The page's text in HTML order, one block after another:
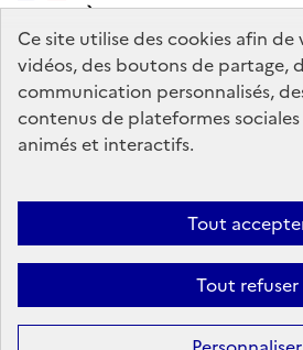
Ce site utilise des cookies afin
vidéos, des boutons de partage,
communication personnalisés,
contenus de plateformes
animés et interactifs.
Tout
Tout refuser
MINISTÈRE
DE LA CULTURE
legifrance.gouv.fr
service-public.gouv.fr
Sauf mention contraire, tous les contenus de